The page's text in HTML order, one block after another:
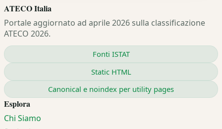
ATECO Italia
Portale aggiornato ad aprile 2026 sulla classificazione
ATECO 2026.
Fonti ISTAT
Static HTML
Canonical e noindex per utility pages
Esplora
Chi Siamo